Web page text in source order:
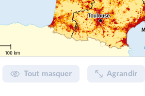
Tout masquer Agrandir